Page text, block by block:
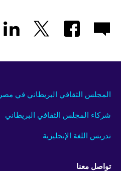
المجلس الثقافي البريطاني في مصر
شركاء المجلس الثقافي البريطاني
تدريس اللغة الإنجليزية
تواصل معنا